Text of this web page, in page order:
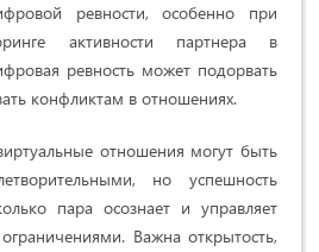
ревности, особенно при
активности партнера в
ревность может подорвать
конфликтам в отношениях.
отношения могут быть
но успешность
пара осознает и управляет
Важна открытость,